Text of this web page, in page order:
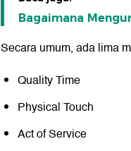
Bagaimana
Secara umum, ada lima
Quality Time
Physical Touch
Act of Service